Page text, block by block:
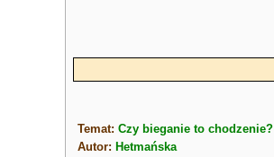
Temat: Czy bieganie to chodzenie?
Autor: Hetmańska